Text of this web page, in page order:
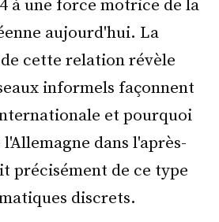
à une force motrice de la
aujourd'hui. La
cette relation révèle
informels façonnent
et pourquoi
dans l'après-
précisément de ce type
discrets.